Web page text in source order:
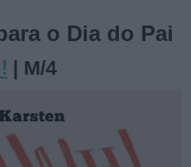
o Dia do Pai
| M/4